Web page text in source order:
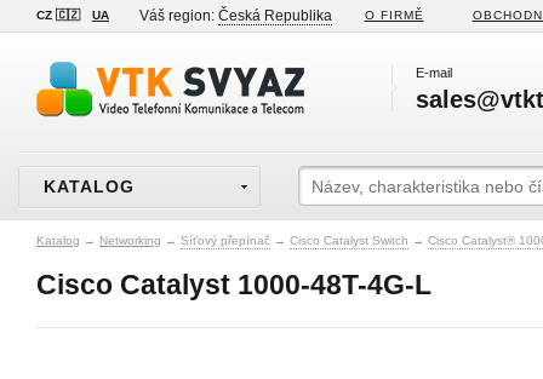
CZ 🇨🇿 UA Váš region: Česká Republika O FIRMĚ
E-mail
KATALOG
Katalog → Networking → Síťový přepínač → Cisco Catalyst Switch → Cisco Catalyst®
Cisco Catalyst 1000-48T-4G-L